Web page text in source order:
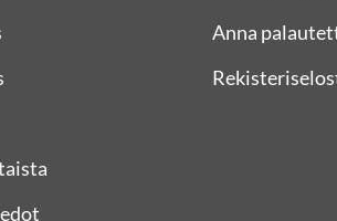
Anna